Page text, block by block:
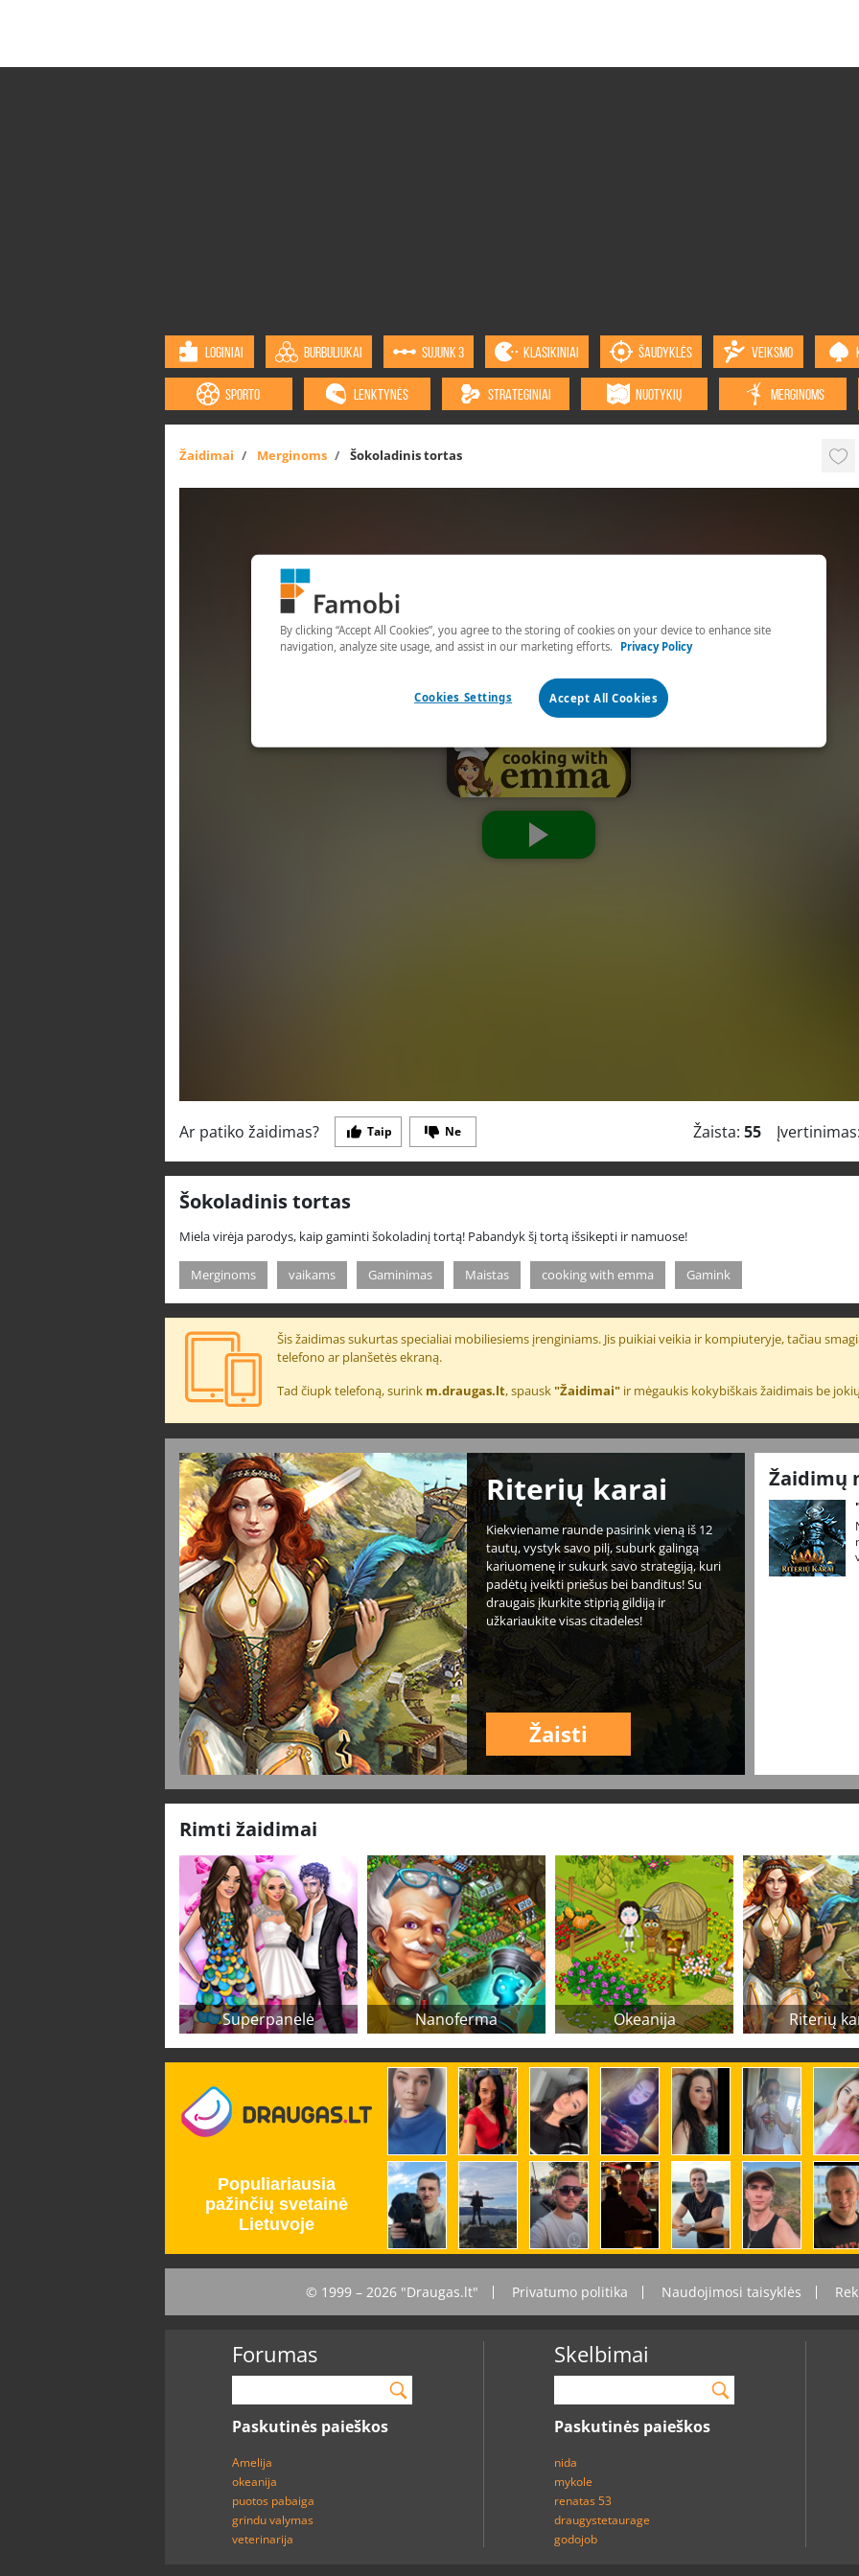
LOGINIAI BURBULIUKAI SUJUNK 3 KLASIKINIAI ŠAUDYKLĖS VEIKSMO
SPORTO LENKTYNĖS STRATEGINIAI NUOTYKIŲ MERGINOMS
Žaidimai Merginoms Šokoladinis tortas
Ar patiko žaidimas? Taip Ne Žaista: 55
Šokoladinis tortas
Miela virėja parodys, kaip gaminti šokoladinį tortą! Pabandyk šį tortą išsikepti ir namuose!
Merginoms vaikams Gaminimas Maistas cooking with emma Gamink
Šis žaidimas sukurtas specialiai mobiliesiems įrenginiams. Jis puikiai veikia ir kompiuteryje, tačiau
telefono ar planšetės ekraną.
Tad čiupk telefoną, surink m.draugas.lt, spausk"Žaidimai" ir mėgaukis kokybiškais žaidimais be
Riterių karai
Kiekviename raunde pasirink vieną iš 12
tautų, vystyk savo pilį, suburk galingą
kariuomenę ir sukurk savo strategiją, kuri
padėtų įveikti priešus bei banditus! Su
draugais įkurkite stiprią gildiją ir
užkariaukite visas citadeles!
Žaisti
Žaidimų
Rimti žaidimai
Superpanelė Nanoferma Okeanija Riterių
© 1999 – 2026 "Draugas.lt" Privatumo politika Naudojimosi taisyklės
Forumas
Paskutinės paieškos
Amelija
okeanija
puotos pabaiga
grindu valymas
veterinarija
Skelbimai
Paskutinės paieškos
nida
mykole
renatas 53
draugystetaurage
godojob